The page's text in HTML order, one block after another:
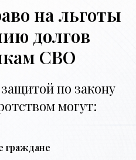
на льготы
долгов
СВО
по закону
могут:
граждане